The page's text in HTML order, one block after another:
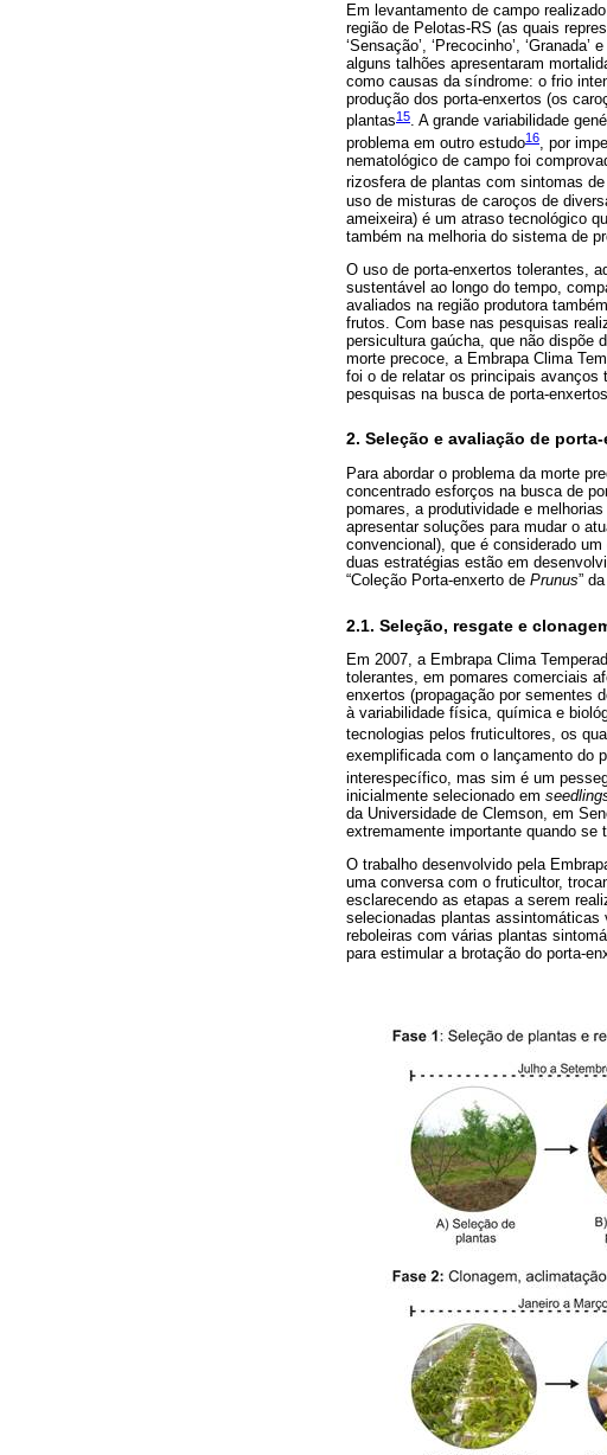
Em levantamento de campo
região de Pelotas-RS (as quais
‘Sensação’, ‘Precocinho’,
alguns talhões apresentaram
como causas da síndrome: o frio
produção dos porta-enxertos (os
plantas15. A grande variabilidade
problema em outro estudo16, por
nematológico de campo foi
rizosfera de plantas com sintomas
uso de misturas de caroços de
ameixeira) é um atraso tecnológico
também na melhoria do sistema de
O uso de porta-enxertos tolerantes,
sustentável ao longo do tempo,
avaliados na região produtora
frutos. Com base nas pesquisas
persicultura gaúcha, que não dispõe
morte precoce, a Embrapa Clima
foi o de relatar os principais avanços
pesquisas na busca de porta-
2. Seleção e avaliação de
Para abordar o problema da morte
concentrado esforços na busca de
pomares, a produtividade e
apresentar soluções para mudar o
convencional), que é considerado
duas estratégias estão em
“Coleção Porta-enxerto de Prunus”
2.1. Seleção, resgate e
Em 2007, a Embrapa Clima
tolerantes, em pomares comerciais
enxertos (propagação por sementes
à variabilidade física, química e
tecnologias pelos fruticultores, os
exemplificada com o lançamento do
interespecífico, mas sim é um
inicialmente selecionado em
da Universidade de Clemson, em
extremamente importante quando se
O trabalho desenvolvido pela
uma conversa com o fruticultor,
esclarecendo as etapas a serem
selecionadas plantas
reboleiras com várias plantas
para estimular a brotação do porta-